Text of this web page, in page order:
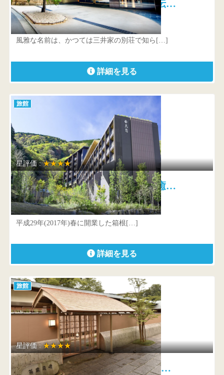
箱根・翠松園 モダン風と伝…
神奈川県 足柄下郡箱根町小涌谷519-9
風雅な名前は、かつては三井家の別荘で知ら[…]
詳細を見る
旅館
星評価 :★★★★
箱根小涌園 天悠 五感を癒…
神奈川県 足柄下郡箱根町二ノ平1297
平成29年(2017年)春に開業した箱根[…]
詳細を見る
旅館
星評価 :★★★★
強羅花壇 3本の源泉を所有…